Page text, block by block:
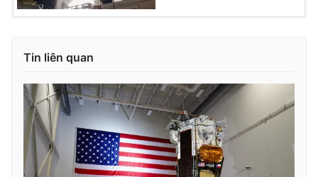
Ðiện thoại Thời báo VTV:024.66 897 897
Tin liên quan